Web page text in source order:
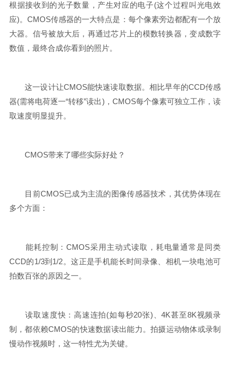
根据接收到的光子数量，产生对应的电子(这个过程叫光电效
应)。CMOS传感器的一大特点是：每个像素旁边都配有一个放
大器。信号被放大后，再通过芯片上的模数转换器，变成数字
数值，最终合成你看到的照片。
这一设计让CMOS能快速读取数据。相比早年的CCD传感
器(需将电荷逐一“转移”读出)，CMOS每个像素可独立工作，读
取速度明显提升。
CMOS带来了哪些实际好处？
目前CMOS已成为主流的图像传感器技术，其优势体现在
多个方面：
能耗控制：CMOS采用主动式读取，耗电量通常是同类
CCD的1/3到1/2。这正是手机能长时间录像、相机一块电池可
拍数百张的原因之一。
读取速度快：高速连拍(如每秒20张)、4K甚至8K视频录
制，都依赖CMOS的快速数据读出能力。拍摄运动物体或录制
慢动作视频时，这一特性尤为关键。